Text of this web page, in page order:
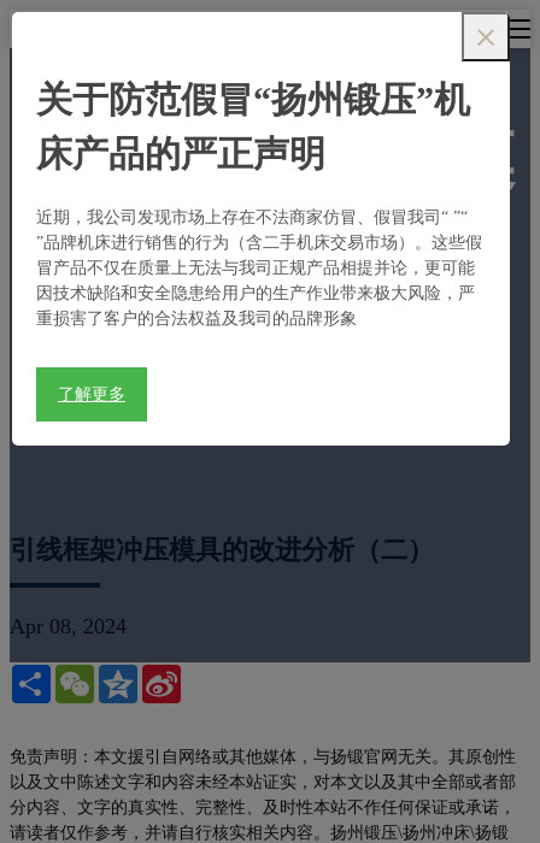
引线框架冲压模
具的改进分析
（二）
首页>
识>引线框架冲压模具的改进分析（二）
引线框架冲压模具的改进分析（二）
Apr 08, 2024
Share WeChatQzone
免责声明：本文援引自网络或其他媒体，与扬锻官网无关。其原创性
以及文中陈述文字和内容未经本站证实，对本文以及其中全部或者部
分内容、文字的真实性、完整性、及时性本站不作任何保证或承诺，
请读者仅作参考，并请自行核实相关内容。扬州锻压\扬州冲床\扬锻
关于防范假冒“扬州锻压”机
床产品的严正声明
近期，我公司发现市场上存在不法商家仿冒、假冒我司“ ”“
”品牌机床进行销售的行为（含二手机床交易市场）。这些假
冒产品不仅在质量上无法与我司正规产品相提并论，更可能
因技术缺陷和安全隐患给用户的生产作业带来极大风险，严
重损害了客户的合法权益及我司的品牌形象
了解更多